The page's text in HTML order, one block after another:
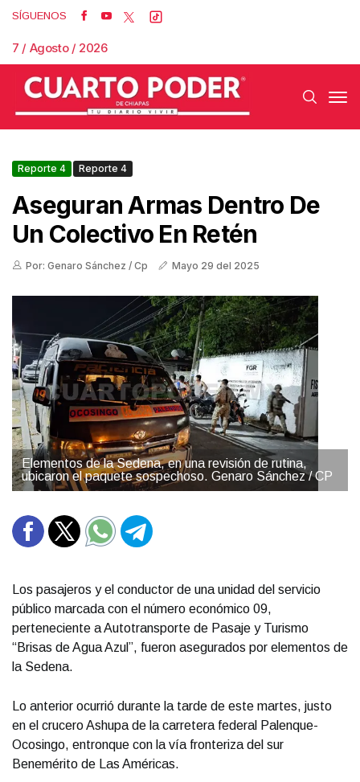
SÍGUENOS
7 / Agosto / 2026
Reporte 4 Reporte 4
Aseguran Armas Dentro De
Un Colectivo En Retén
Por: Genaro Sánchez / Cp Mayo 29 del 2025
Elementos de la Sedena, en una revisión de rutina,
ubicaron el paquete sospechoso. Genaro Sánchez / CP
Los pasajeros y el conductor de una unidad del servicio
público marcada con el número económico 09,
perteneciente a Autotransporte de Pasaje y Turismo
“Brisas de Agua Azul”, fueron asegurados por elementos de
la Sedena.
Lo anterior ocurrió durante la tarde de este martes, justo
en el crucero Ashupa de la carretera federal Palenque-
Ocosingo, entronque con la vía fronteriza del sur
Benemérito de Las Américas.